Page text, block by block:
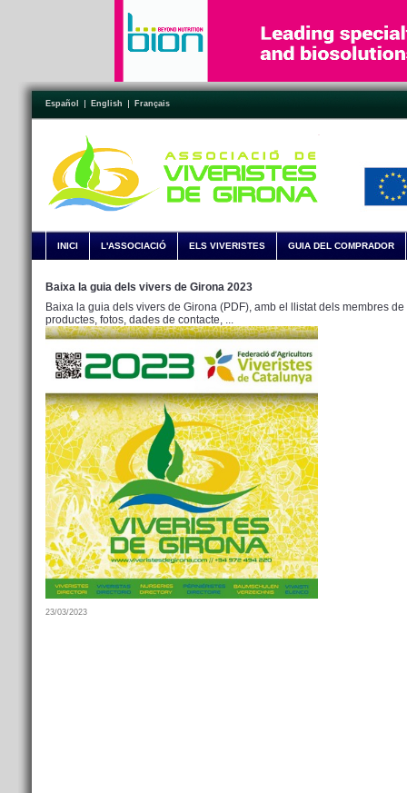
Español English Français
INICI L'ASSOCIACIÓ ELS VIVERISTES GUIA DEL COMPRADOR
Baixa la guia dels vivers de Girona 2023
Baixa la guia dels vivers de Girona (PDF), amb el llistat dels membres
productes, fotos, dades de contacte, ...
23/03/2023